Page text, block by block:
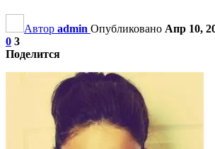
Автор admin Опубликовано Апр 10,
0 3
Поделится